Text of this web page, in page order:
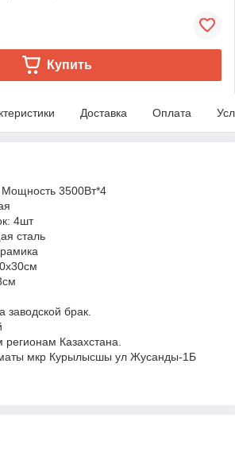
Купить
Доставка Оплата
3500Вт*4
4шт
сталь
заводской брак.
Казахстана.
мкр Курылысшы ул Жусанды-1Б